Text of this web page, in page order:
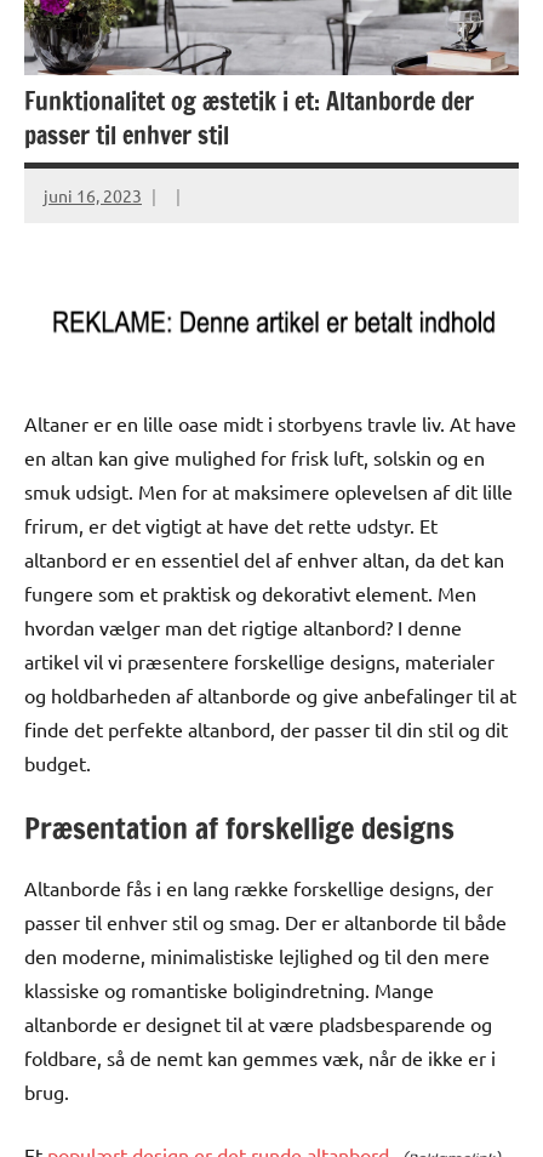
Funktionalitet og æstetik i et: Altanborde der
passer til enhver stil
juni 16, 2023
Altaner er en lille oase midt i storbyens travle liv. At have
en altan kan give mulighed for frisk luft, solskin og en
smuk udsigt. Men for at maksimere oplevelsen af dit lille
frirum, er det vigtigt at have det rette udstyr. Et
altanbord er en essentiel del af enhver altan, da det kan
fungere som et praktisk og dekorativt element. Men
hvordan vælger man det rigtige altanbord? I denne
artikel vil vi præsentere forskellige designs, materialer
og holdbarheden af altanborde og give anbefalinger til at
finde det perfekte altanbord, der passer til din stil og dit
budget.
Præsentation af forskellige designs
Altanborde fås i en lang række forskellige designs, der
passer til enhver stil og smag. Der er altanborde til både
den moderne, minimalistiske lejlighed og til den mere
klassiske og romantiske boligindretning. Mange
altanborde er designet til at være pladsbesparende og
foldbare, så de nemt kan gemmes væk, når de ikke er i
brug.